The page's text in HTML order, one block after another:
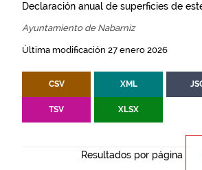
Declaración anual de superficies de
Ayuntamiento de Nabarniz
Última modificación 27 enero 2026
CSV XML
TSV XLSX
Resultados por página